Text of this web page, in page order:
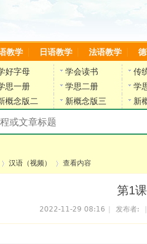
教学 日语教学 法语教学
好字母 学会读书 传
思一册
学思二册 学
概念版二
新概念版三 新
汉语（视频）
›
查看内容
第1课
2022-11-29 08:16 发布者: